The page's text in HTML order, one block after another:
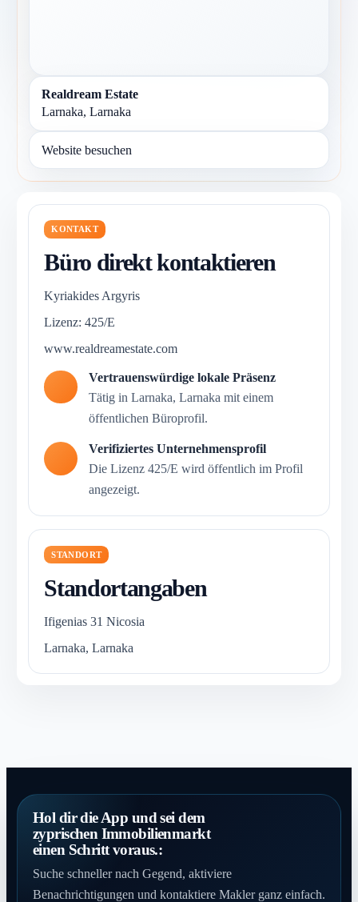
Realdream Estate
Larnaka, Larnaka
Website besuchen
KONTAKT
Büro direkt kontaktieren
Kyriakides Argyris
Lizenz: 425/E
www.realdreamestate.com
Vertrauenswürdige lokale Präsenz
Tätig in Larnaka, Larnaka mit einem
öffentlichen Büroprofil.
Verifiziertes Unternehmensprofil
Die Lizenz 425/E wird öffentlich im Profil
angezeigt.
STANDORT
Standortangaben
Ιfigenias 31 Nicosia
Larnaka, Larnaka
Hol dir die App und sei dem
zyprischen Immobilienmarkt
einen Schritt voraus.:
Suche schneller nach Gegend, aktiviere
Benachrichtigungen und kontaktiere Makler ganz einfach.